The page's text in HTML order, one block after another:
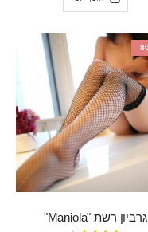
גרביון רשת "Maniola"